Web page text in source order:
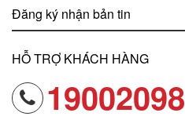
Đăng ký nhận bản tin
HỖ TRỢ KHÁCH HÀNG
19002098